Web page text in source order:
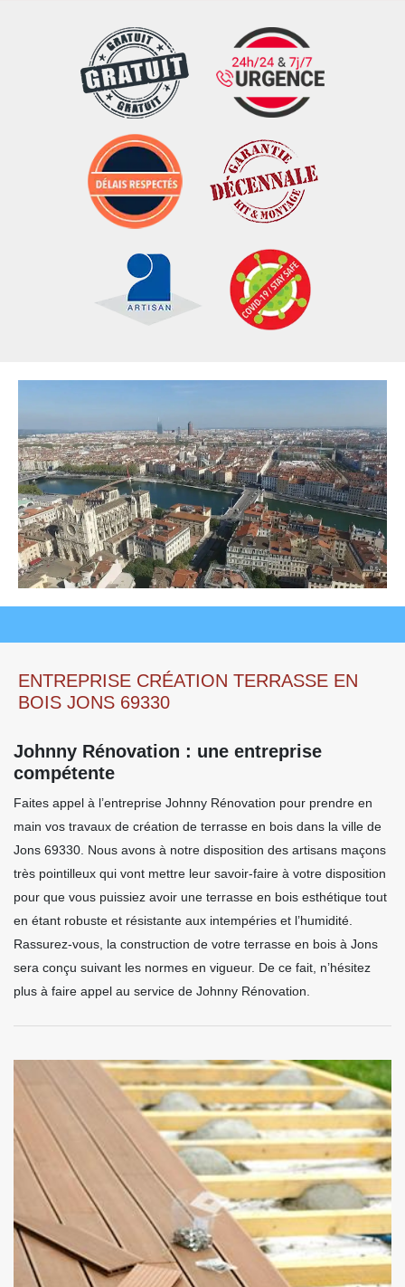
ENTREPRISE CRÉATION TERRASSE EN
BOIS JONS 69330
Johnny Rénovation : une entreprise
compétente
Faites appel à l’entreprise Johnny Rénovation pour prendre en
main vos travaux de création de terrasse en bois dans la ville de
Jons 69330. Nous avons à notre disposition des artisans maçons
très pointilleux qui vont mettre leur savoir-faire à votre disposition
pour que vous puissiez avoir une terrasse en bois esthétique tout
en étant robuste et résistante aux intempéries et l’humidité.
Rassurez-vous, la construction de votre terrasse en bois à Jons
sera conçu suivant les normes en vigueur. De ce fait, n’hésitez
plus à faire appel au service de Johnny Rénovation.